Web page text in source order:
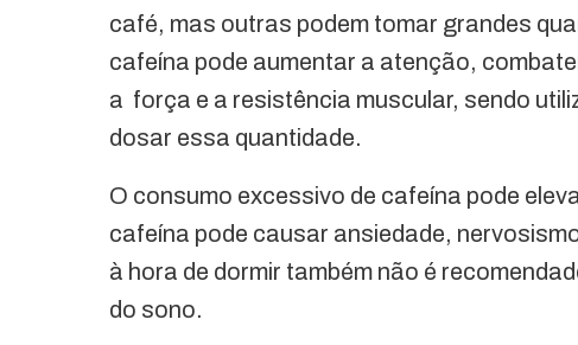
café, mas outras podem tomar grandes
cafeína pode aumentar a atenção,
a força e a resistência muscular, sendo
dosar essa quantidade.
O consumo excessivo de cafeína pode
cafeína pode causar ansiedade,
à hora de dormir também não é
do sono.